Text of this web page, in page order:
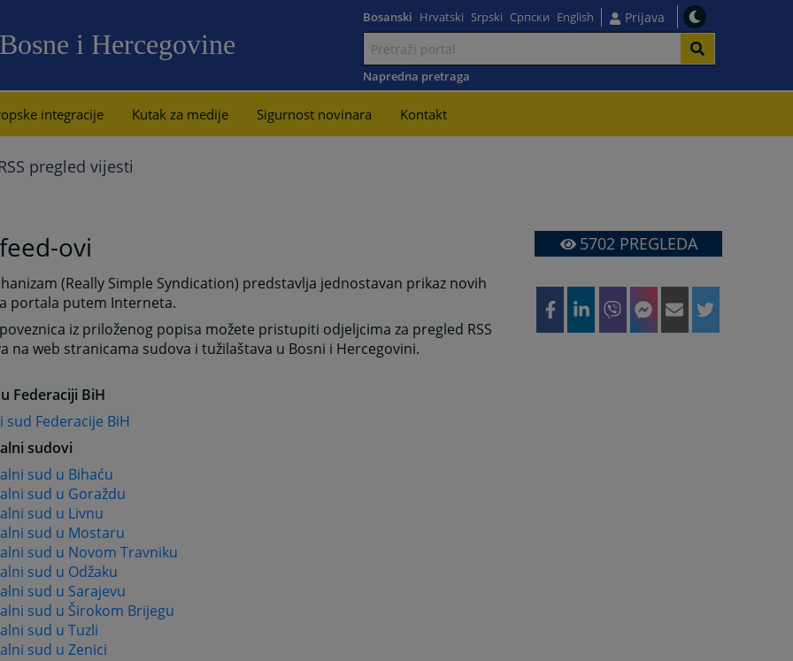
i Hercegovine
sadržaj
Bosanski Hrvatski Srpski Српски English Prijava
Napredna pretraga
integracije Kutak za medije Sigurnost novinara Kontakt
pregled vijesti
feed-ovi
(Really Simple Syndication) predstavlja jednostavan prikaz novih
portala putem Interneta.
iz priloženog popisa možete pristupiti odjeljcima za pregled RSS
na web stranicama sudova i tužilaštava u Bosni i Hercegovini.
Federaciji BiH
sud Federacije BiH
sudovi
sud u Bihaću
sud u Goraždu
sud u Livnu
sud u Mostaru
sud u Novom Travniku
sud u Odžaku
sud u Sarajevu
sud u Širokom Brijegu
sud u Tuzli
sud u Zenici
5702PREGLEDA